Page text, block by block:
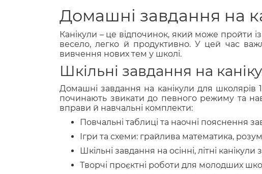
Домашні завдання на
Канікули – це відпочинок, який може пройти
весело, легко й продуктивно. У цей час
вивчення нових тем у школі.
Шкільні завдання на
Домашні завдання на канікули для школярів
починають звикати до певного режиму та
вправи й навчальні комплекти:
Повчальні таблиці та наочні пояснення
Ігри та схеми: грайлива математика,
Шкільні завдання на осінні, літні
Творчі проєктні роботи для молодших